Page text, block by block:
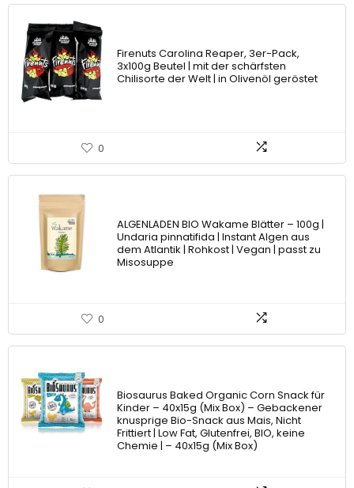
Firenuts Carolina Reaper, 3er-Pack,
3x100g Beutel | mit der schärfsten
Chilisorte der Welt | in Olivenöl geröstet
0
ALGENLADEN BIO Wakame Blätter – 100g |
Undaria pinnatifida | Instant Algen aus
dem Atlantik | Rohkost | Vegan | passt zu
Misosuppe
0
Biosaurus Baked Organic Corn Snack für
Kinder – 40x15g (Mix Box) – Gebackener
knusprige Bio-Snack aus Mais, Nicht
Frittiert | Low Fat, Glutenfrei, BIO, keine
Chemie | – 40x15g (Mix Box)